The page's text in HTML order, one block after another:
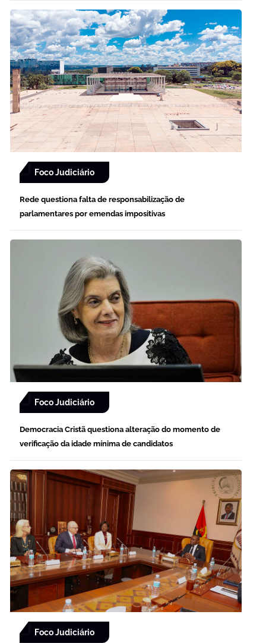
Foco Judiciário
Rede questiona falta de responsabilização de
parlamentares por emendas impositivas
Foco Judiciário
Democracia Cristã questiona alteração do momento de
verificação da idade mínima de candidatos
Foco Judiciário